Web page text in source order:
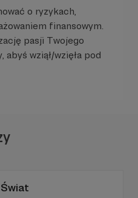
o ryzykach,
finansowym.
pasji Twojego
wziął/wzięła pod